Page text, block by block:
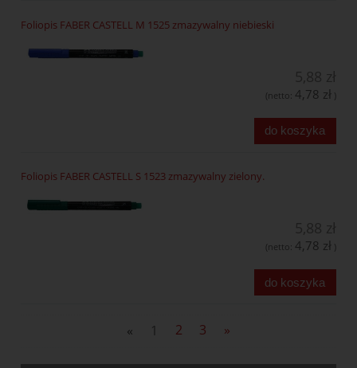
Foliopis FABER CASTELL M 1525 zmazywalny niebieski
(netto: 4,78 zł )
do koszyka
Foliopis FABER CASTELL S 1523 zmazywalny zielony.
(netto: 4,78 zł )
do koszyka
« 1 2 3 »